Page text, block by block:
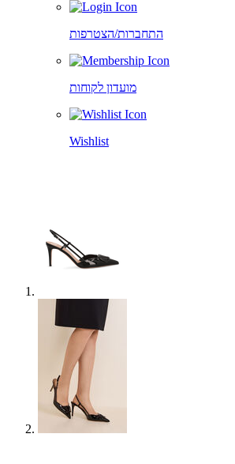
התחברות/הצטרפות
מועדון לקוחות
Wishlist